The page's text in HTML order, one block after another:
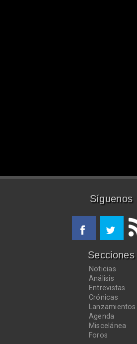
Síguenos
Secciones
Noticias
Análisis
Entrevistas
Crónicas
Lanzamientos
Agenda
Miscelánea
Foros